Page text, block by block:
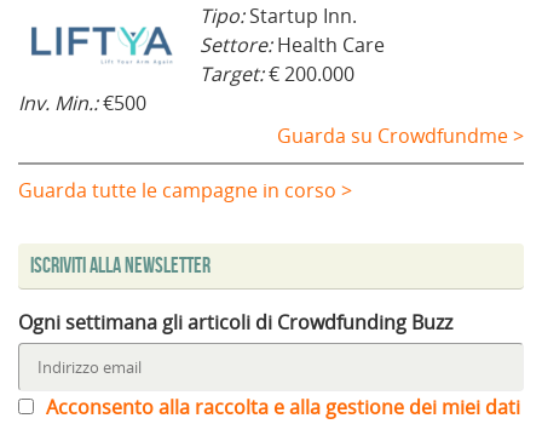
Tipo:Startup Inn.
Settore:Health Care
Target:€ 200.000
Inv. Min.:€500
Guarda su Crowdfundme >
Guarda tutte le campagne in corso >
Iscriviti alla Newsletter
Ogni settimana gli articoli di Crowdfunding Buzz
Acconsento alla raccolta e alla gestione dei miei dati